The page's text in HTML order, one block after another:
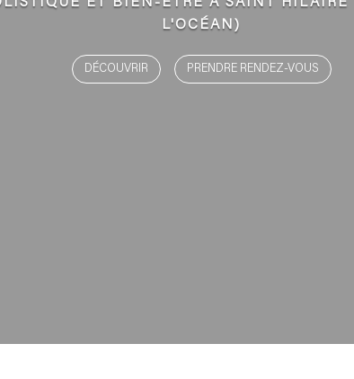
L'OCÉAN)
DÉCOUVRIR PRENDRE RENDEZ-VOUS